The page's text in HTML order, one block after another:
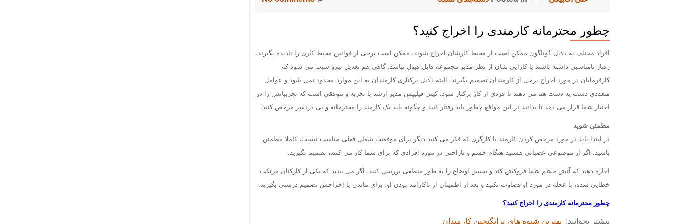
چطور محترمانه کارمندی را اخراج کنید؟
افراد مختلف به دلایل گوناگون ممکن است از محیط کارشان اخراج شوند. ممکن است برخی از قوانین محیط کاری را نادیده بگیرند،
رفتار نامناسبی داشته باشند یا کارایی شان از نظر مدیر مجموعه قابل قبول نباشد. گاهی هم تعدیل نیرو سبب می شود که
کارفرمایان در مورد اخراج برخی از کارمندان تصمیم بگیرند. البته دلایل برکناری کارمندان به این موارد محدود نمی شود و عوامل
متعددی دست به دست هم می دهند تا فردی از کار برکنار شود. کیتی فیلیپس مدیر ارشد با تجربه و موفقی است که تجربیاتش را در
اختیار شما قرار می دهد تا بدانید در این مواقع چطور باید رفتار کنید و چگونه باید یک کارمند را محترمانه و بی دردسر مرخص کنید.
مطمئن شوید
در ابتدا باید در مورد مرخص کردن کارمند یا کارگری که فکر می کنید دیگر برای موقعیت شغلی فعلی مناسب نیست، کاملا مطمئن
باشید. اگر از موضوعی عصبانی هستید هنگام خشم و ناراحتی در مورد افرادی که برای شما کار می کنند، تصمیم نگیرید.
اجازه دهید که آتش خشم شما فروکش کند و سپس اوضاع را به طور منطقی بررسی کنید. اگر می بینید که یکی از کارکنان مرتکب
خطایی شده، با عجله در مورد او قضاوت نکنید و بعد از اطمینان از ناکارآمد بودن او، برای ماندن یا اخراجش تصمیم درستی بگیرید.
چطور محترمانه کارمندی را اخراج کنید؟
بیشتر بخوانید: بهترین شیوه های برانگیختن کارمندان